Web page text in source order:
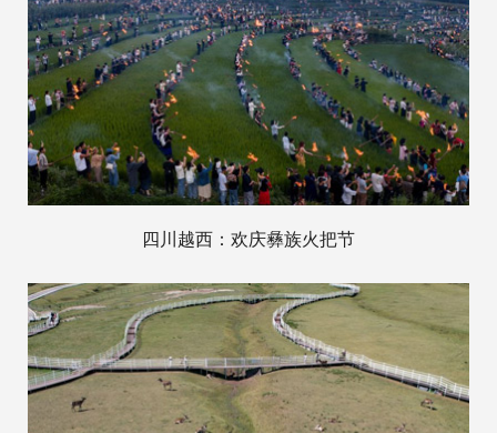
四川越西：欢庆彝族火把节